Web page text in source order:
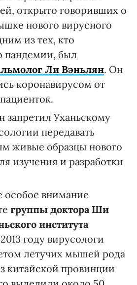
открыто говоривших о
нового вирусного
из тех, кто
пандемии, был
Ли Вэньлян. Он
коронавирусом от
запретил Уханьскому
передавать
живые образцы нового
изучения и разработки
особое внимание
группы доктора Ши
института
году вирусологи
летучих мышей рода
китайской провинции